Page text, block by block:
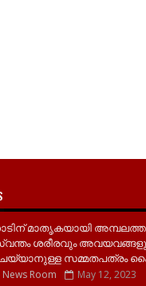
മാതൃകയായി
ശരീരവും
സമ്മതപത്രം
News Room May 12, 2023